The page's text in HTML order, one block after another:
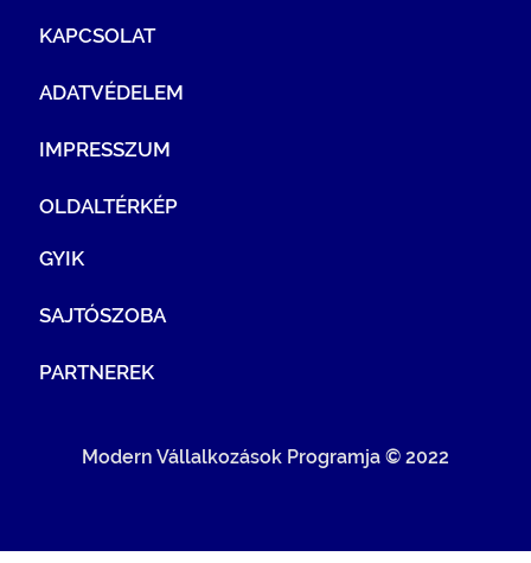
KAPCSOLAT
ADATVÉDELEM
IMPRESSZUM
OLDALTÉRKÉP
GYIK
SAJTÓSZOBA
PARTNEREK
Modern Vállalkozások Programja © 2022